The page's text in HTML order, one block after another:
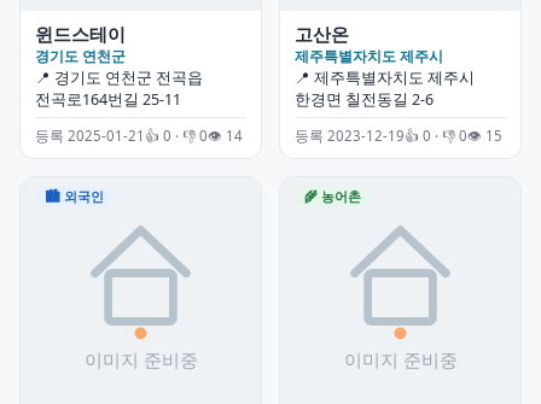
윈드스테이
경기도 연천군
📍 경기도 연천군 전곡읍
전곡로164번길 25-11
등록 2025-01-21 👍 0 · 👎 0👁 14
고산온
제주특별자치도 제주시
📍 제주특별자치도 제주시
한경면 칠전동길 2-6
등록 2023-12-19👍 0 · 👎 0👁 15
🏙 외국인 🌾 농어촌